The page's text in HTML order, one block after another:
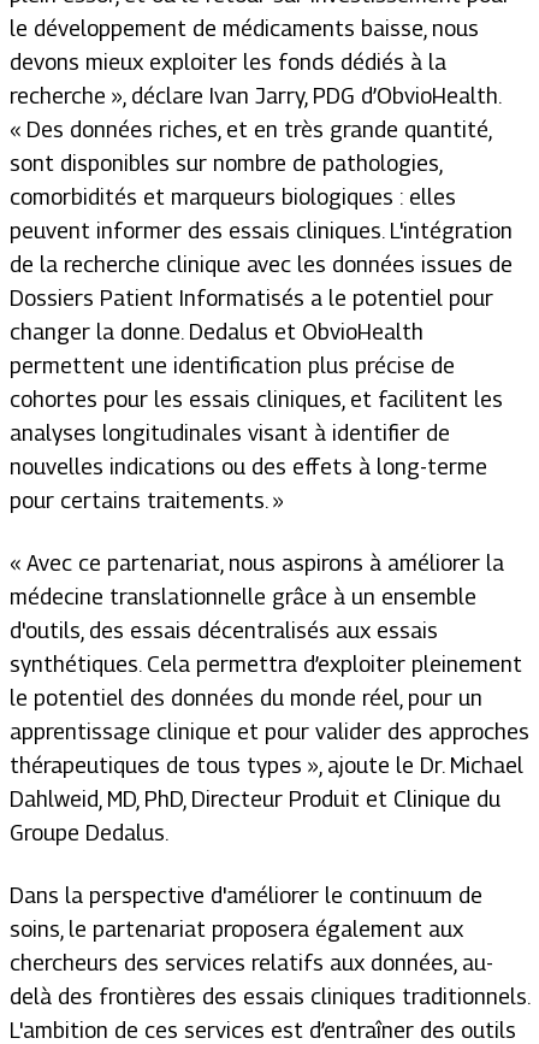
le développement de médicaments baisse, nous
devons mieux exploiter les fonds dédiés à la
recherche », déclare Ivan Jarry, PDG d’ObvioHealth.
« Des données riches, et en très grande quantité,
sont disponibles sur nombre de pathologies,
comorbidités et marqueurs biologiques : elles
peuvent informer des essais cliniques. L'intégration
de la recherche clinique avec les données issues de
Dossiers Patient Informatisés a le potentiel pour
changer la donne. Dedalus et ObvioHealth
permettent une identification plus précise de
cohortes pour les essais cliniques, et facilitent les
analyses longitudinales visant à identifier de
nouvelles indications ou des effets à long-terme
pour certains traitements. »
« Avec ce partenariat, nous aspirons à améliorer la
médecine translationnelle grâce à un ensemble
d'outils, des essais décentralisés aux essais
synthétiques. Cela permettra d’exploiter pleinement
le potentiel des données du monde réel, pour un
apprentissage clinique et pour valider des approches
thérapeutiques de tous types », ajoute le Dr. Michael
Dahlweid, MD, PhD, Directeur Produit et Clinique du
Groupe Dedalus.
Dans la perspective d'améliorer le continuum de
soins, le partenariat proposera également aux
chercheurs des services relatifs aux données, au-
delà des frontières des essais cliniques traditionnels.
L'ambition de ces services est d’entraîner des outils